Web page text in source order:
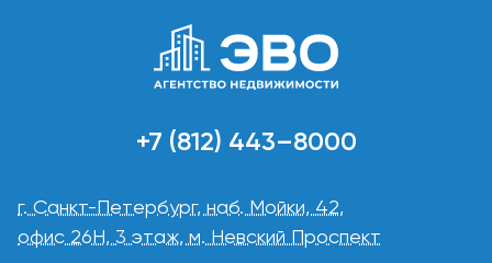
+7 (812) 443–8000
г. Санкт-Петербург, наб. Мойки, 42,
офис 26Н, 3 этаж, м. Невский Проспект